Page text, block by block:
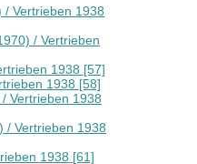
/ Vertrieben 1938
/ Vertrieben
1938 [57]
1938 [58]
Vertrieben 1938
/ Vertrieben 1938
1938 [61]